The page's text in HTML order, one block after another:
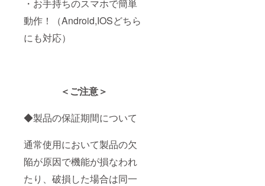
・お手持ちのスマホで簡単
動作！（Android,IOSどちら
にも対応）
＜ご注意＞
◆製品の保証期間について
通常使用において製品の欠
陥が原因で機能が損なわれ
たり、破損した場合は同一